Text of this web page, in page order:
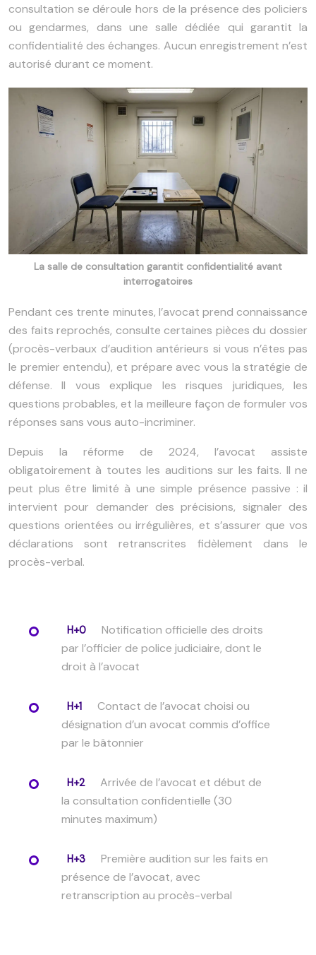
consultation se déroule hors de la présence des policiers
ou gendarmes, dans une salle dédiée qui garantit la
confidentialité des échanges. Aucun enregistrement n’est
autorisé durant ce moment.
La salle de consultation garantit confidentialité avant
interrogatoires
Pendant ces trente minutes, l’avocat prend connaissance
des faits reprochés, consulte certaines pièces du dossier
(procès-verbaux d’audition antérieurs si vous n’êtes pas
le premier entendu), et prépare avec vous la stratégie de
défense. Il vous explique les risques juridiques, les
questions probables, et la meilleure façon de formuler vos
réponses sans vous auto-incriminer.
Depuis la réforme de 2024, l’avocat assiste
obligatoirement à toutes les auditions sur les faits. Il ne
peut plus être limité à une simple présence passive : il
intervient pour demander des précisions, signaler des
questions orientées ou irrégulières, et s’assurer que vos
déclarations sont retranscrites fidèlement dans le
procès-verbal.
H+0
Notification officielle des droits
par l’officier de police judiciaire, dont le
droit à l’avocat
H+1
Contact de l’avocat choisi ou
désignation d’un avocat commis d’office
par le bâtonnier
H+2
Arrivée de l’avocat et début de
la consultation confidentielle (30
minutes maximum)
H+3
Première audition sur les faits en
présence de l’avocat, avec
retranscription au procès-verbal